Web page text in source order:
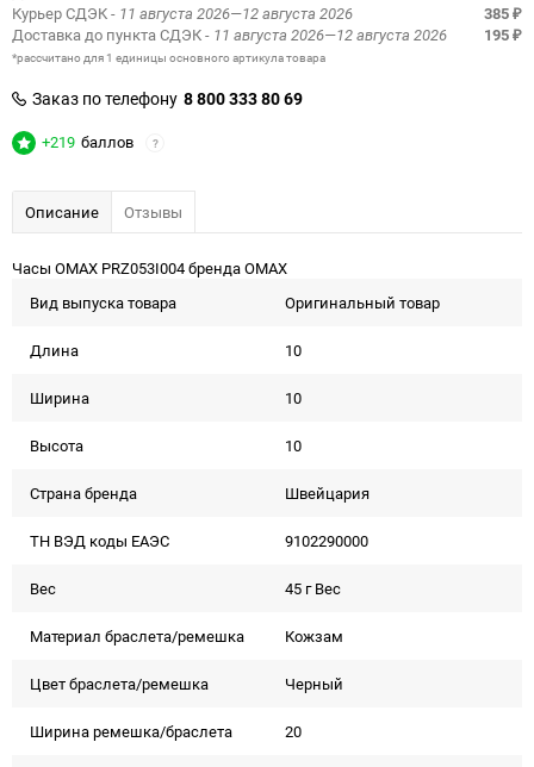
Курьер СДЭК- 11 августа 2026—12 августа 2026 385 ₽
Доставка до пункта СДЭК- 11 августа 2026—12 августа 2026 195 ₽
*рассчитано для 1 единицы основного артикула товара
Заказ по телефону 8 800 333 80 69
+219 баллов ?
Описание Отзывы
Часы OMAX PRZ053I004 бренда OMAX
Вид выпуска товара
Оригинальный товар
Длина 10
Ширина 10
Высота 10
Страна бренда Швейцария
ТН ВЭД коды ЕАЭС 9102290000
Вес 45 г Вес
Материал браслета/ремешка Кожзам
Цвет браслета/ремешка Черный
Ширина ремешка/браслета 20